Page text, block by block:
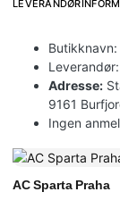
Butikknavn:
Leverandør:
Adresse:
9161
Ingen
AC Sparta Praha